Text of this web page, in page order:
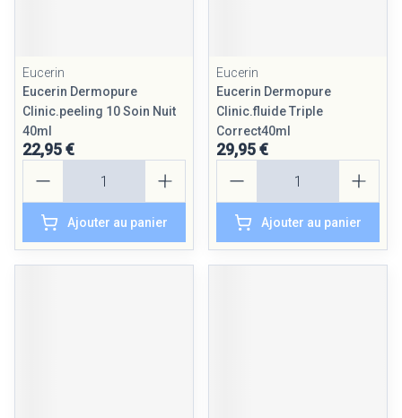
Eucerin
Eucerin Dermopure
Clinic.peeling 10 Soin Nuit
40ml
22,95 €
Ajouter au panier
Eucerin
Eucerin Dermopure
Clinic.fluide Triple
Correct40ml
29,95 €
Ajouter au panier